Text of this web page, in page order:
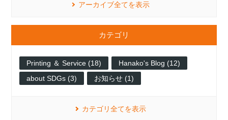
アーカイブ全てを表示
カテゴリ
Printing ＆ Service (18)
Hanako's Blog (12)
about SDGs (3)
お知らせ (1)
カテゴリ全てを表示